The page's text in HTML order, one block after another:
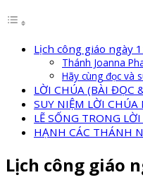
Lịch công giáo ngày
Thánh Joanna
Hãy cùng đọc và
LỜI CHÚA (BÀI ĐỌC
SUY NIỆM LỜI
LẼ SỐNG TRONG
HẠNH CÁC THÁNH
Lịch công giáo